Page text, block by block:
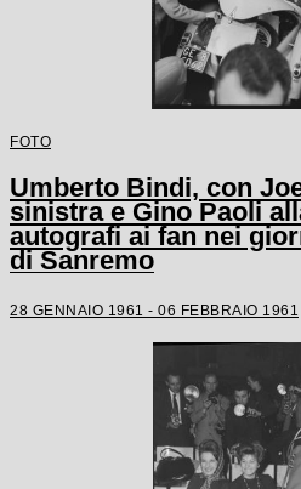
FOTO
Umberto Bindi, con
sinistra e Gino Paoli
autografi ai fan nei
di Sanremo
28 GENNAIO 1961 - 06 FEBBRAIO 1961